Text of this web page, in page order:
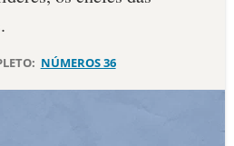
NÚMEROS 36